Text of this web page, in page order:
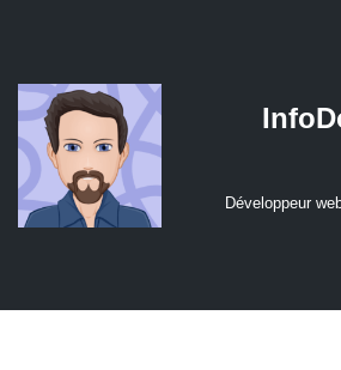
au
contenu
Développeur